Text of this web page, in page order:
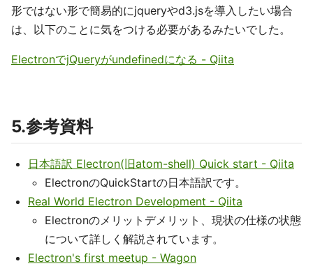
形ではない形で簡易的にjqueryやd3.jsを導入したい場合
は、以下のことに気をつける必要があるみたいでした。
ElectronでjQueryがundefinedになる - Qiita
5.参考資料
日本語訳 Electron(旧atom-shell) Quick start - Qiita
ElectronのQuickStartの日本語訳です。
Real World Electron Development - Qiita
Electronのメリットデメリット、現状の仕様の状態
について詳しく解説されています。
Electron's first meetup - Wagon